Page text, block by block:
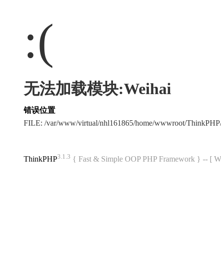
:(
无法加载模块:Weihai
错误位置
FILE: /var/www/virtual/nhl161865/home/wwwroot/
ThinkPHP3.1.3 { Fast & Simple OOP PHP Framework } -- [